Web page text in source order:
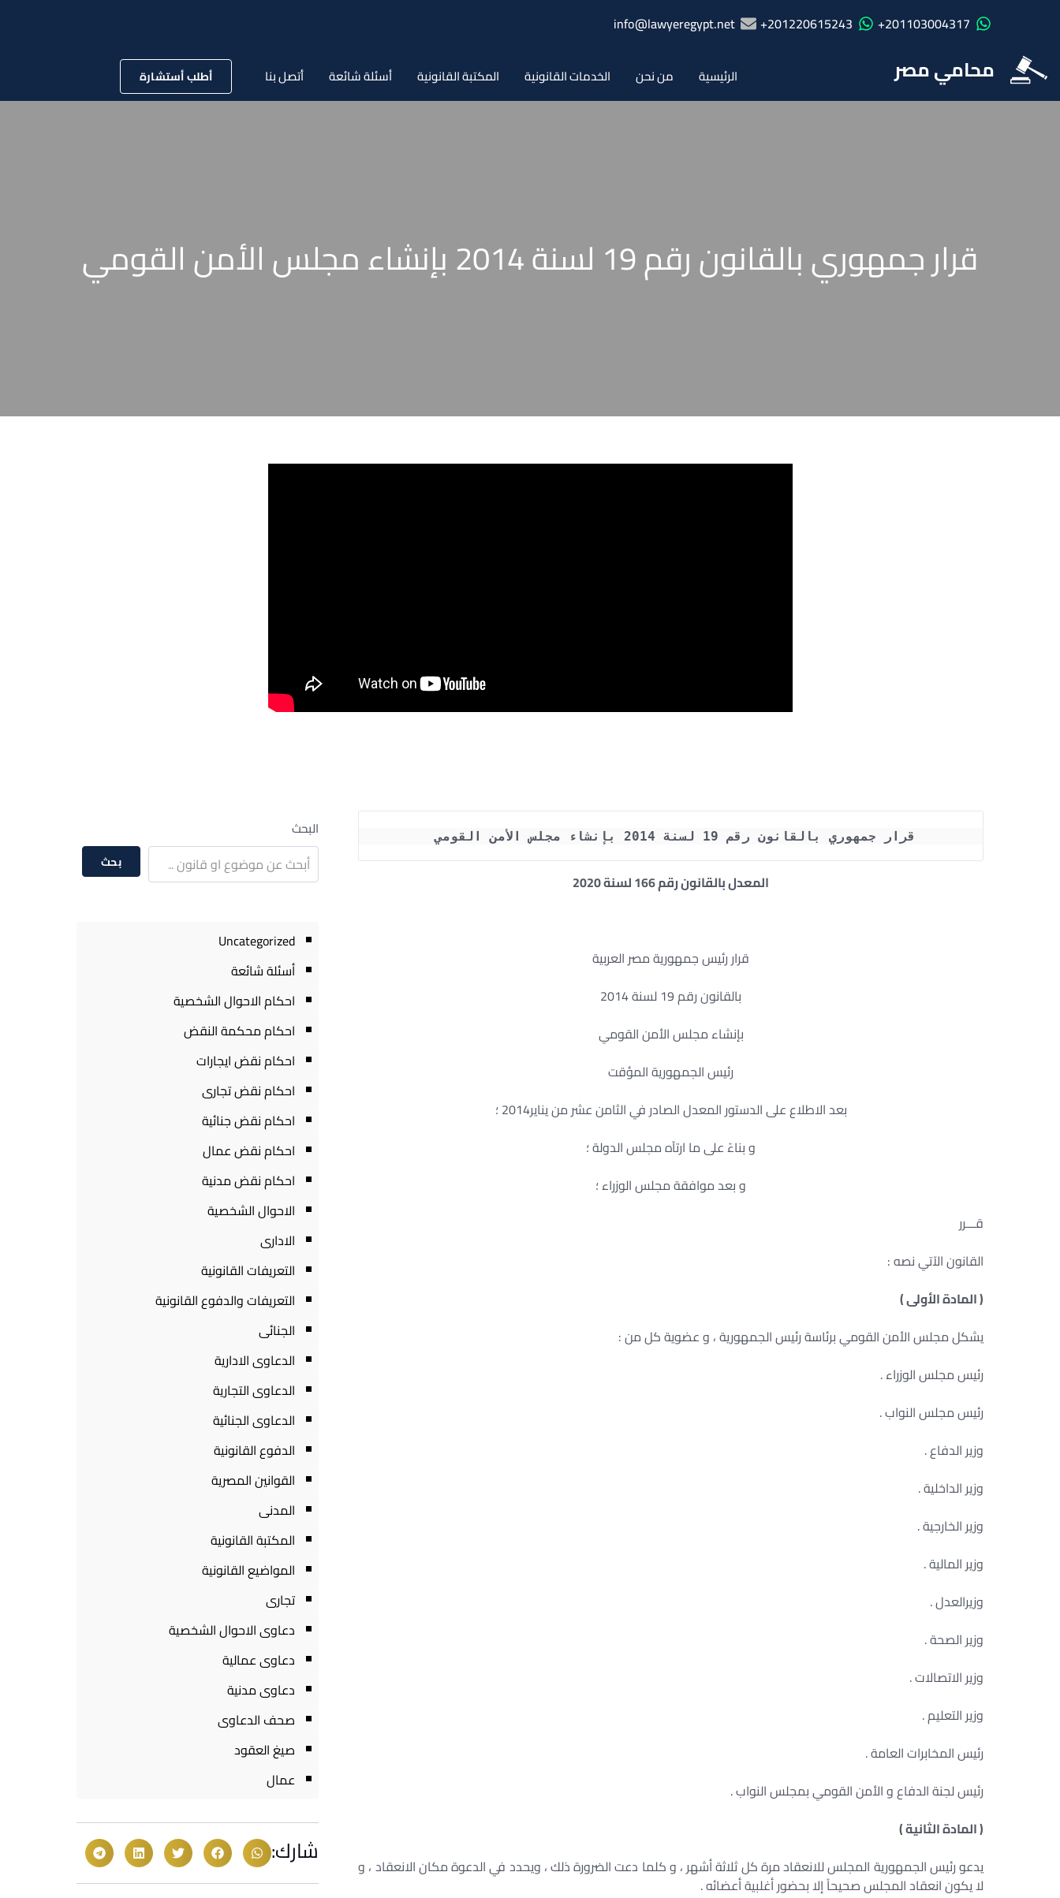
201103004317+
201220615243+
info@lawyeregypt.net
محامي مصر الرئيسية من نحن الخدمات القانونية المكتبة القانونية أسئلة شائعة أتصل بنا أطلب أستشارة
قرار جمهوري بالقانون رقم 19 لسنة 2014 بإنشاء مجلس الأمن القومي
قرار جمهوري بالقانون رقم 19 لسنة 2014 بإنشاء مجلس الأمن القومي
المعدل بالقانون رقم 166 لسنة 2020
قرار رئيس جمهورية مصر العربية
بالقانون رقم 19 لسنة 2014
بإنشاء مجلس الأمن القومي
رئيس الجمهورية المؤقت
بعد الاطلاع على الدستور المعدل الصادر في الثامن عشر من يناير2014 ؛
و بناءً على ما ارتآه مجلس الدولة ؛
و بعد موافقة مجلس الوزراء ؛
قـــرر
القانون الآتي نصه :
( المادة الأولى )
يشكل مجلس الأمن القومي برئاسة رئيس الجمهورية ، و عضوية كل من :
رئيس مجلس الوزراء .
رئيس مجلس النواب .
وزير الدفاع .
وزير الداخلية .
وزير الخارجية .
وزير المالية .
وزيرالعدل .
وزير الصحة .
وزير الاتصالات .
وزير التعليم .
رئيس المخابرات العامة .
رئيس لجنة الدفاع و الأمن القومي بمجلس النواب .
( المادة الثانية )
يدعو رئيس الجمهورية المجلس للانعقاد مرة كل ثلاثة أشهر ، و كلما دعت الضرورة ذلك ، ويحدد في الدعوة مكان الانعقاد ، و
لا يكون انعقاد المجلس صحيحاً إلا بحضور أغلبية أعضائه .
البحث
بحث
Uncategorized
أسئلة شائعة
احكام الاحوال الشخصية
احكام محكمة النقض
احكام نقض ايجارات
احكام نقض تجارى
احكام نقض جنائية
احكام نقض عمال
احكام نقض مدنية
الاحوال الشخصية
الادارى
التعريفات القانونية
التعريفات والدفوع القانونية
الجنائى
الدعاوى الادارية
الدعاوى التجارية
الدعاوى الجنائية
الدفوع القانونية
القوانين المصرية
المدنى
المكتبة القانونية
المواضيع القانونية
تجارى
دعاوى الاحوال الشخصية
دعاوى عمالية
دعاوى مدنية
صحف الدعاوى
صيغ العقود
عمال
شارك: